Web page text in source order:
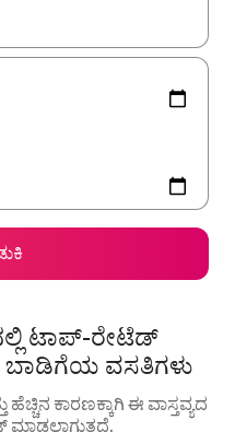
ಡೌನ್ ಬಾಣದ ಕೀಲಿಗಳೊಂದಿಗೆ
ನಲ್ಲಿ ಟಾಪ್-ರೇಟೆಡ್
ಬಾಡಿಗೆಯ ವಸತಿಗಳು
ಹೆಚ್ಚಿನ ಕಾರಣಕ್ಕಾಗಿ ಈ ವಾಸ್ತವ್ಯದ
ಮಾಡಲಾಗುತ್ತದೆ.